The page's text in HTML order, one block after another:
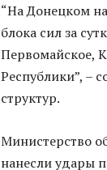
“На Донецком
блока сил за
Первомайское,
Республики”, –
структур.
Министерство
нанесли удары